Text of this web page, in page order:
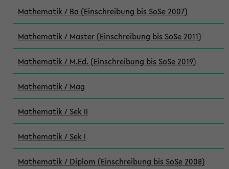
Mathematik / Ba (Einschreibung bis SoSe 2007)
Mathematik / Master (Einschreibung bis SoSe 2011)
Mathematik / M.Ed. (Einschreibung bis SoSe 2019)
Mathematik / Mag
Mathematik / Sek II
Mathematik / Sek I
Mathematik / Diplom (Einschreibung bis SoSe 2008)